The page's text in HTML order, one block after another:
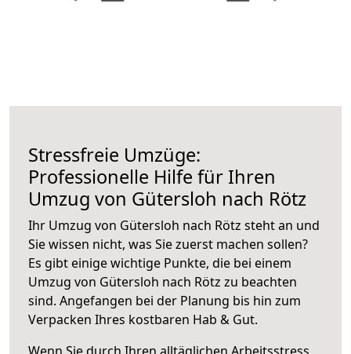
Stressfreie Umzüge:
Professionelle Hilfe für Ihren
Umzug von Gütersloh nach Rötz
Ihr Umzug von Gütersloh nach Rötz steht an und
Sie wissen nicht, was Sie zuerst machen sollen?
Es gibt einige wichtige Punkte, die bei einem
Umzug von Gütersloh nach Rötz zu beachten
sind. Angefangen bei der Planung bis hin zum
Verpacken Ihres kostbaren Hab & Gut.